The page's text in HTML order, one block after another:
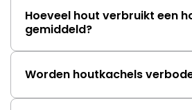
Hoeveel hout verbruikt een
gemiddeld?
Worden houtkachels